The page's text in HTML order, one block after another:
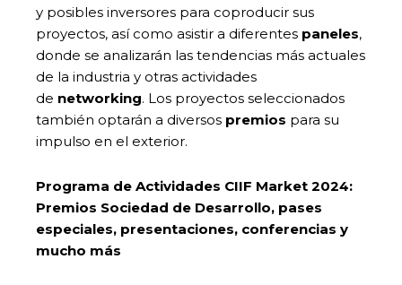
y posibles inversores para coproducir sus
proyectos, así como asistir a diferentes paneles,
donde se analizarán las tendencias más actuales
de la industria y otras actividades
de networking. Los proyectos seleccionados
también optarán a diversos premios para su
impulso en el exterior.
Programa de Actividades CIIF Market 2024:
Premios Sociedad de Desarrollo, pases
especiales, presentaciones, conferencias y
mucho más